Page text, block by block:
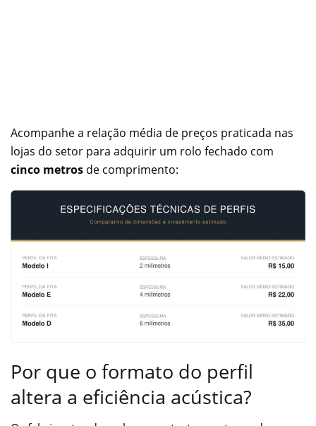
Acompanhe a relação média de preços praticada nas
lojas do setor para adquirir um rolo fechado com
cinco metros de comprimento:
Por que o formato do perfil
altera a eficiência acústica?